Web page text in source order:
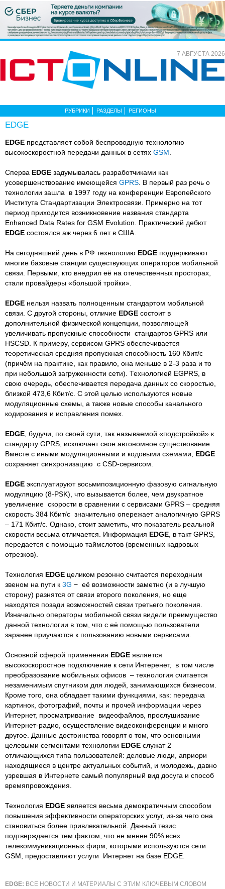
7 АВГУСТА 2026
РУБРИКИ РАЗДЕЛЫ РЕГИОНЫ
EDGE
EDGE представляет собой беспроводную технологию
высокоскоростной передачи данных в сетях GSM
Сперва EDGE задумывалась разработчиками как
усовершенствование имеющейся GPRS . В первый раз речь о
технологии зашла в 1997 году на конференции Европейского
Института Стандартизации Электросвязи. Примерно на тот
период приходится возникновение названия стандарта
Enhanced Data Rates for GSM Evolution. Практический дебют
EDGE состоялся аж через 6 лет в США.
На сегодняшний день в РФ технологию EDGE поддерживают
многие базовые станции существующих операторов мобильной
связи. Первыми, кто внедрил её на отечественных просторах,
стали провайдеры «большой тройки».
EDGE нельзя назвать полноценным стандартом мобильной
связи. С другой стороны, отличие EDGE состоит в
дополнительной физической концепции, позволяющей
увеличивать пропускные способности стандартов GPRS или
HSCSD. К примеру, сервисом GPRS обеспечивается
теоретическая средняя пропускная способность 160 Кбит/с
(причём на практике, как правило, она меньше в 2-3 раза и то
при небольшой загруженности сети). Технологией EGPRS, в
свою очередь, обеспечивается передача данных со скоростью,
близкой 473,6 Кбит/с. С этой целью используются новые
модуляционные схемы, а также новые способы канального
кодирования и исправления помех.
EDGE , будучи, по своей сути, так называемой «подстройкой» к
стандарту GPRS, исключает свое автономное существование.
Вместе с иными модуляционными и кодовыми схемами, EDGE
сохраняет синхронизацию с CSD-сервисом.
EDGE эксплуатируют восьмипозиционную фазовую сигнальную
модуляцию (8-PSK), что вызывается более, чем двукратное
увеличение скорости в сравнении с сервисами GPRS – средняя
скорость 384 Кбит/с значительно опережает аналогичную GPRS
– 171 Кбит/с. Однако, стоит заметить, что показатель реальной
скорости весьма отличается. Информация EDGE , в такт GPRS,
передается с помощью таймслотов (временных кадровых
отрезков).
Технология EDGE целиком резонно считается переходным
звеном на пути к 3G − её возможности заметно (и в лучшую
сторону) разнятся от связи второго поколения, но еще
находятся позади возможностей связи третьего поколения.
Изначально операторы мобильной связи видели преимущество
данной технологии в том, что с её помощью пользователи
заранее приучаются к пользованию новыми сервисами.
Основной сферой применения EDGE является
высокоскоростное подключение к сети Интеренет, в том числе
преобразование мобильных офисов – технология считается
незаменимым спутником для людей, занимающихся бизнесом.
Кроме того, она обладает такими функциями, как: передача
картинок, фотографий, почты и прочей информации через
Интернет, просматривание видеофайлов, прослушивание
Интернет-радио, осуществление видеоконференции и много
другое. Данные достоинства говорят о том, что основными
целевыми сегментами технологии EDGE служат 2
отличающихся типа пользователей: деловые люди, априори
находящиеся в центре актуальных событий, и молодежь, давно
узревшая в Интернете самый популярный вид досуга и способ
времяпровождения.
Технология EDGE является весьма демократичным способом
повышения эффективности операторских услуг, из-за чего она
становиться более привлекательной. Данный тезис
подтверждается тем фактом, что не менее 90% всех
телекоммуникационных фирм, которыми используются сети
GSM, предоставляют услуги Интернет на базе EDGE.
EDGE: ВСЕ НОВОСТИ И МАТЕРИАЛЫ С ЭТИМ КЛЮЧЕВЫМ СЛОВОМ